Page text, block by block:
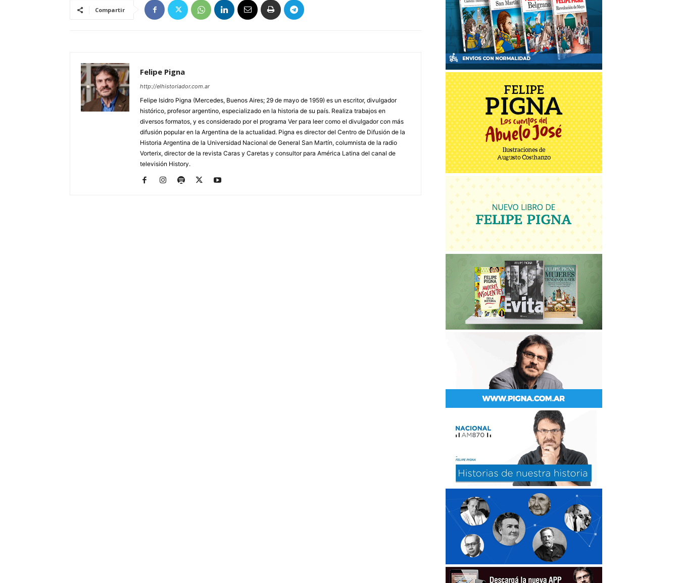
Compartir
Felipe Pigna
http://elhistoriador.com.ar
Felipe Isidro Pigna (Mercedes, Buenos Aires; 29 de mayo de 1959) es un escritor, divulgador
histórico, profesor argentino, especializado en la historia de su país. Realiza trabajos en
diversos formatos, y es considerado por el programa Ver para leer como el divulgador con más
difusión popular en la Argentina de la actualidad. Pigna es director del Centro de Difusión de la
Historia Argentina de la Universidad Nacional de General San Martín, columnista de la radio
Vorterix, director de la revista Caras y Caretas y consultor para América Latina del canal de
televisión History.